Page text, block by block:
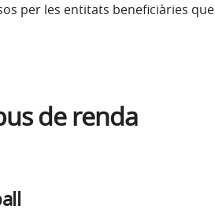
per les entitats beneficiàries que
de renda